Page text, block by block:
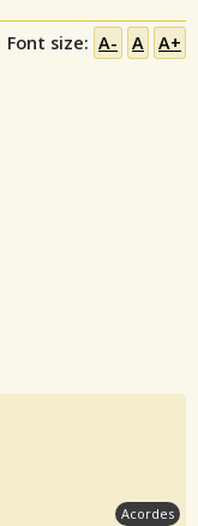
Font size: A- A A+
Acordes